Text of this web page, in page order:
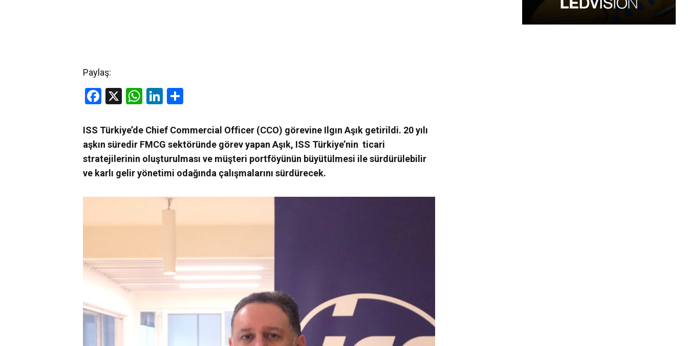
Paylaş:
Facebook
X WhatsApp
LinkedIn
ISS Türkiye’de Chief Commercial Officer (CCO) görevine Ilgın Aşık getirildi. 20 yılı
aşkın süredir FMCG sektöründe görev yapan Aşık, ISS Türkiye’nin ticari
stratejilerinin oluşturulması ve müşteri portföyünün büyütülmesi ile sürdürülebilir
ve karlı gelir yönetimi odağında çalışmalarını sürdürecek.